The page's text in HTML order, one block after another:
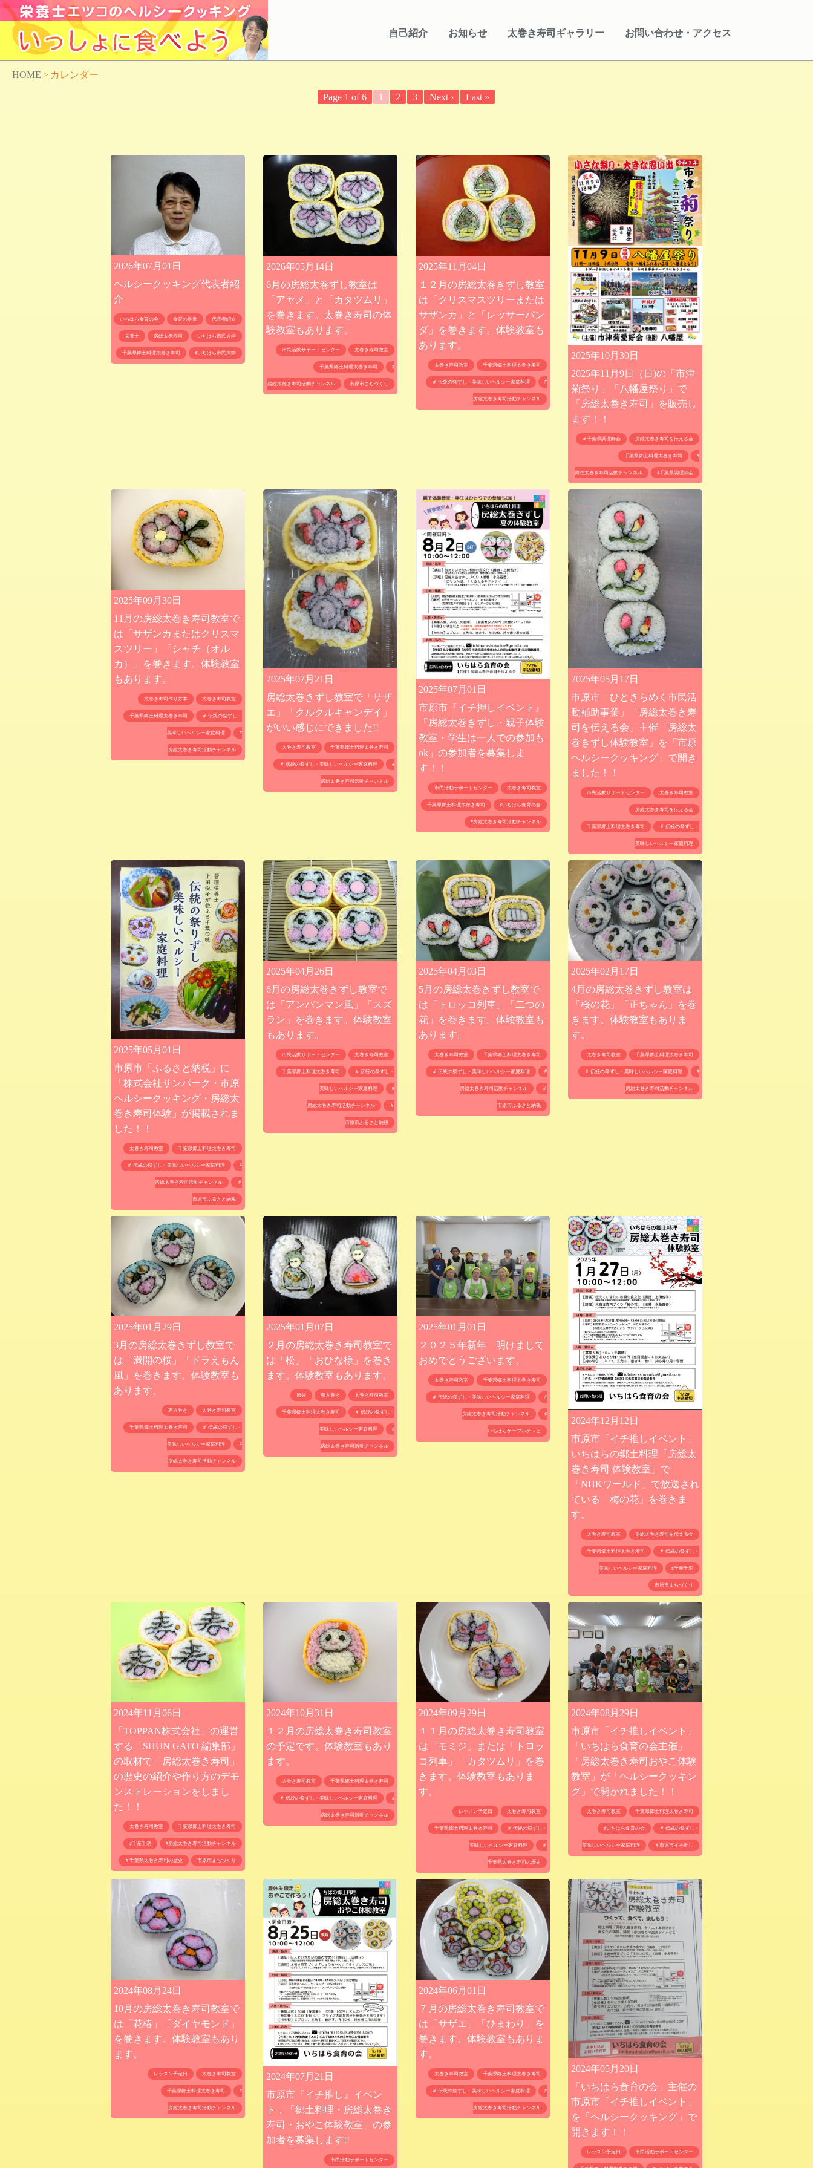
自己紹介 お知らせ 太巻き寿司ギャラリー お問い合わせ・アクセス
HOME > カレンダー
Page 1 of 6 1 2 3 Next › Last »
2026年07月01日
ヘルシークッキング代表者紹
介
いちはら食育の会 食育の推進 代表者紹介
栄養士 房総太巻寿司 いちはら市民大学
千葉県郷土料理太巻き寿司 ♯いちはら市民大学
2026年05月14日
6月の房総太巻ずし教室は
「アヤメ」と「カタツムリ」
を巻きます。太巻き寿司の体
験教室もあります。
市民活動サポートセンター 太巻き寿司教室
千葉県郷土料理太巻き寿司 #
房総太巻き寿司活動チャンネル 市原市まちづくり
2025年11月04日
１２月の房総太巻きずし教室
は「クリスマスツリーまたは
サザンカ」と「レッサーパン
ダ」を巻きます。体験教室も
あります。
太巻き寿司教室 千葉県郷土料理太巻き寿司
＃ 伝統の祭ずし・美味しいヘルシー家庭料理 #
房総太巻き寿司活動チャンネル
2025年10月30日
2025年11月9日（日)の「市津
菊祭り」「八幡屋祭り」で
「房総太巻き寿司」を販売し
ます！！
＃千葉県調理師会 房総太巻き寿司を伝える会
千葉県郷土料理太巻き寿司 #
房総太巻き寿司活動チャンネル ♯千葉県調理師会
2025年09月30日
11月の房総太巻き寿司教室で
は「サザンカまたはクリスマ
スツリー」「シャチ（オル
カ）」を巻きます。体験教室
もあります。
太巻き寿司作り方本 太巻き寿司教室
千葉県郷土料理太巻き寿司 ＃ 伝統の祭ずし・
美味しいヘルシー家庭料理 #
房総太巻き寿司活動チャンネル
2025年07月21日
房総太巻きずし教室で「サザ
エ」「クルクルキャンデイ」
がいい感じにできました!!
太巻き寿司教室 千葉県郷土料理太巻き寿司
＃ 伝統の祭ずし・美味しいヘルシー家庭料理 #
房総太巻き寿司活動チャンネル
2025年07月01日
市原市『イチ押しイベント』
「房総太巻きずし・親子体験
教室・学生は一人での参加も
ok」の参加者を募集しま
す！！
市民活動サポートセンター 太巻き寿司教室
千葉県郷土料理太巻き寿司 ♯いちはら食育の会
#房総太巻き寿司活動チャンネル
2025年05月17日
市原市「ひときらめく市民活
動補助事業」「房総太巻き寿
司を伝える会」主催「房総太
巻きずし体験教室」を「市原
ヘルシークッキング」で開き
ました！！
市民活動サポートセンター 太巻き寿司教室
房総太巻き寿司を伝える会
千葉県郷土料理太巻き寿司 ＃ 伝統の祭ずし・
美味しいヘルシー家庭料理
2025年05月01日
市原市「ふるさと納税」に
「株式会社サンパーク・市原
ヘルシークッキング・房総太
巻き寿司体験」が掲載されま
した！！
太巻き寿司教室 千葉県郷土料理太巻き寿司
＃ 伝統の祭ずし・美味しいヘルシー家庭料理 #
房総太巻き寿司活動チャンネル ＃
市原市ふるさと納税
2025年04月26日
6月の房総太巻きずし教室で
は「アンパンマン風」「スズ
ラン」を巻きます。体験教室
もあります。
市民活動サポートセンター 太巻き寿司教室
千葉県郷土料理太巻き寿司 ＃ 伝統の祭ずし・
美味しいヘルシー家庭料理 #
房総太巻き寿司活動チャンネル ＃
市原市ふるさと納税
2025年04月03日
5月の房総太巻きずし教室で
は「トロッコ列車」「二つの
花」を巻きます。体験教室も
あります。
太巻き寿司教室 千葉県郷土料理太巻き寿司
＃ 伝統の祭ずし・美味しいヘルシー家庭料理 #
房総太巻き寿司活動チャンネル ＃
市原市ふるさと納税
2025年02月17日
4月の房総太巻きずし教室は
「桜の花」「正ちゃん」を巻
きます。体験教室もありま
す。
太巻き寿司教室 千葉県郷土料理太巻き寿司
＃ 伝統の祭ずし・美味しいヘルシー家庭料理 #
房総太巻き寿司活動チャンネル
2025年01月29日
3月の房総太巻きずし教室で
は「満開の桜」「ドラえもん
風」を巻きます。体験教室も
あります。
恵方巻き 太巻き寿司教室
千葉県郷土料理太巻き寿司 ＃ 伝統の祭ずし・
美味しいヘルシー家庭料理 #
房総太巻き寿司活動チャンネル
2025年01月07日
２月の房総太巻き寿司教室で
は「松」「おひな様」を巻き
ます。体験教室もあります。
節分 恵方巻き 太巻き寿司教室
千葉県郷土料理太巻き寿司 ＃ 伝統の祭ずし・
美味しいヘルシー家庭料理 #
房総太巻き寿司活動チャンネル
2025年01月01日
２０２５年新年 明けまして
おめでとうございます。
太巻き寿司教室 千葉県郷土料理太巻き寿司
＃ 伝統の祭ずし・美味しいヘルシー家庭料理 #
房総太巻き寿司活動チャンネル ♯
いちはらケーブルテレビ
2024年12月12日
市原市「イチ推しイベント」
いちはらの郷土料理「房総太
巻き寿司 体験教室」で
「NHKワールド」で放送され
ている「梅の花」を巻きま
す。
太巻き寿司教室 房総太巻き寿司を伝える会
千葉県郷土料理太巻き寿司 ＃ 伝統の祭ずし・
美味しいヘルシー家庭料理 ♯千産千消
市原市まちづくり
2024年11月06日
「TOPPAN株式会社」の運営
する「SHUN GATO 編集部」
の取材で「房総太巻き寿司」
の歴史の紹介や作り方のデモ
ンストレーションをしまし
た！！
太巻き寿司教室 千葉県郷土料理太巻き寿司
♯千産千消 #房総太巻き寿司活動チャンネル
＃千葉県太巻き寿司の歴史 市原市まちづくり
2024年10月31日
１２月の房総太巻き寿司教室
の予定です。体験教室もあり
ます。
太巻き寿司教室 千葉県郷土料理太巻き寿司
＃ 伝統の祭ずし・美味しいヘルシー家庭料理 #
房総太巻き寿司活動チャンネル
2024年09月29日
１１月の房総太巻き寿司教室
は「モミジ」または「トロッ
コ列車」「カタツムリ」を巻
きます。体験教室もありま
す。
レッスン予定日 太巻き寿司教室
千葉県郷土料理太巻き寿司 ＃ 伝統の祭ずし・
美味しいヘルシー家庭料理 ＃
千葉県太巻き寿司の歴史
2024年08月29日
市原市「イチ推しイベント」
「いちはら食育の会主催」
「房総太巻き寿司おやこ体験
教室」が「ヘルシークッキン
グ」で開かれました！！
太巻き寿司教室 千葉県郷土料理太巻き寿司
♯いちはら食育の会 ＃ 伝統の祭ずし・
美味しいヘルシー家庭料理 ＃市原市イチ推し
2024年08月24日
10月の房総太巻き寿司教室で
は「花椿」「ダイヤモンド」
を巻きます。体験教室もあり
ます。
レッスン予定日 太巻き寿司教室
千葉県郷土料理太巻き寿司 #
房総太巻き寿司活動チャンネル
2024年07月21日
市原市『イチ推し』イベン
ト，「郷土料理・房総太巻き
寿司・おやこ体験教室」の参
加者を募集します!!
市民活動サポートセンター
2024年06月01日
７月の房総太巻き寿司教室で
は「サザエ」「ひまわり」を
巻きます。体験教室もありま
す。
太巻き寿司教室 千葉県郷土料理太巻き寿司
＃ 伝統の祭ずし・美味しいヘルシー家庭料理 #
房総太巻き寿司活動チャンネル
2024年05月20日
「いちはら食育の会」主催の
市原市「イチ推しイベント」
を「ヘルシークッキング」で
開きます！！
レッスン予定日 市民活動サポートセンター